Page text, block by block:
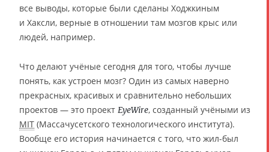
все выводы, которые были сделаны Ходжкиным
и Хаксли, верные в отношении там мозгов крыс или
людей, например.
Что делают учёные сегодня для того, чтобы лучше
понять, как устроен мозг? Один из самых наверно
прекрасных, красивых и сравнительно небольших
проектов — это проект EyeWire, созданный учёными из
MIT (Массачусетского технологического института).
Вообще его история начинается с того, что жил-был